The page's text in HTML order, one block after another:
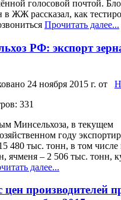
голосовой почтой.
ЖЖ рассказал, как
Прочитать далее...
РФ: экспорт
24 ноября 2015 г. от
331
Минсельхоза, в текущем
году
480 тыс. тонн, в том
ячменя – 2 506 тыс. тонн,
далее...
цен производителей